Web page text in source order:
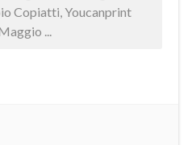
Copiatti, Youcanprint
...